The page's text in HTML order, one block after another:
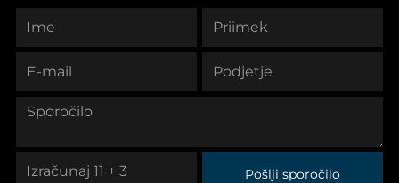
Pošlji sporočilo